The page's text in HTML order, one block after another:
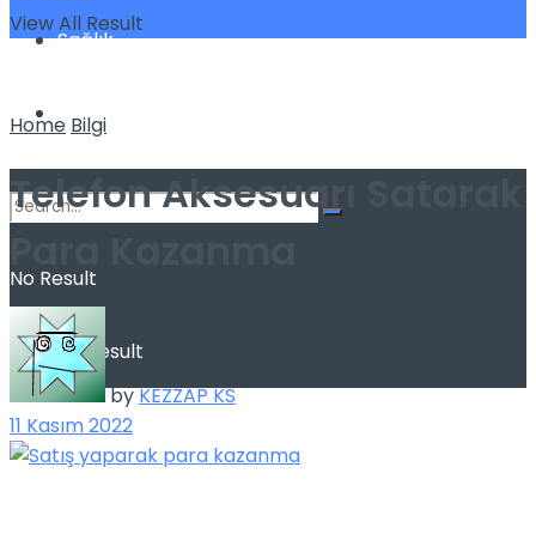
Sağlık
Spor
No Result
View All Result
View All Result
Home Bilgi
Telefon Aksesuarı Satarak
byKEZZAP KS
11 Kasım 2022